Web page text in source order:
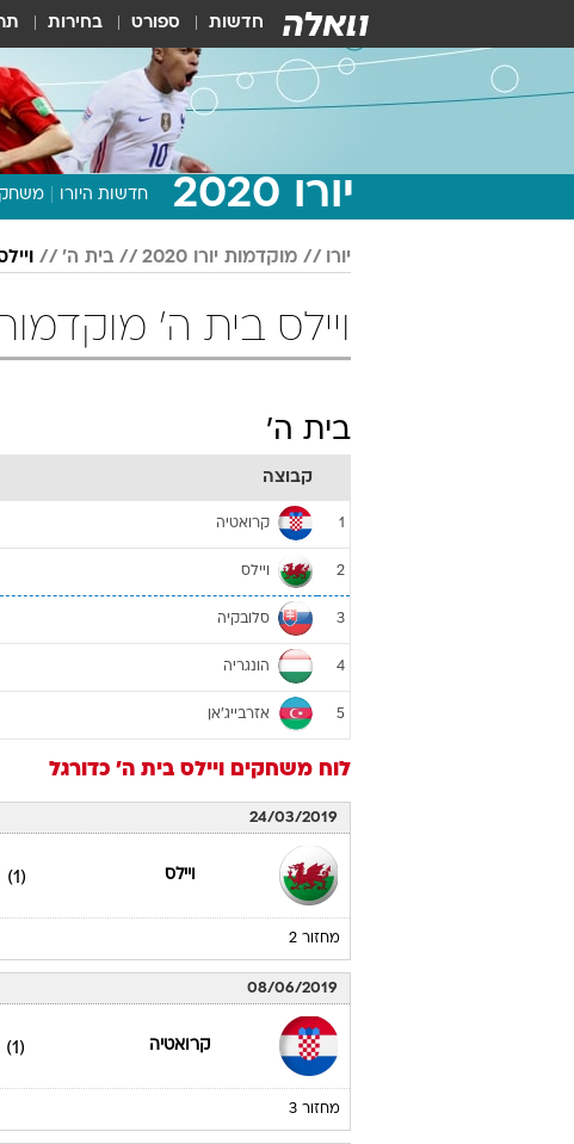
חדשות ספורט בחירות
יורו 2020 חדשות היורו
יורו מוקדמות יורו 2020 בית ה'
ויילס בית ה' מוקדמות יורו 2020
בית ה'
קבוצה
1 קרואטיה
2 ויילס
3 סלובקיה
4 הונגריה
5 אזרבייג'אן
לוח משחקים ויילס בית ה' כדורגל
24/03/2019
ויילס (1)
מחזור 2
08/06/2019
קרואטיה (1)
מחזור 3